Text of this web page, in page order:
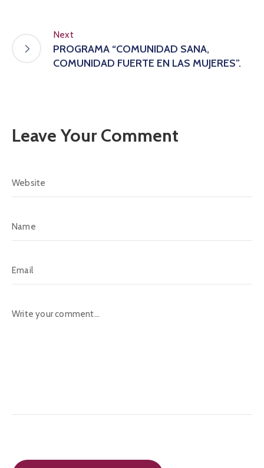
Next
PROGRAMA “COMUNIDAD SANA,
COMUNIDAD FUERTE EN LAS MUJERES”.
Leave Your Comment